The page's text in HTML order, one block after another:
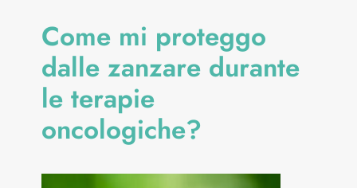
Come mi proteggo
dalle zanzare durante
le terapie
oncologiche?